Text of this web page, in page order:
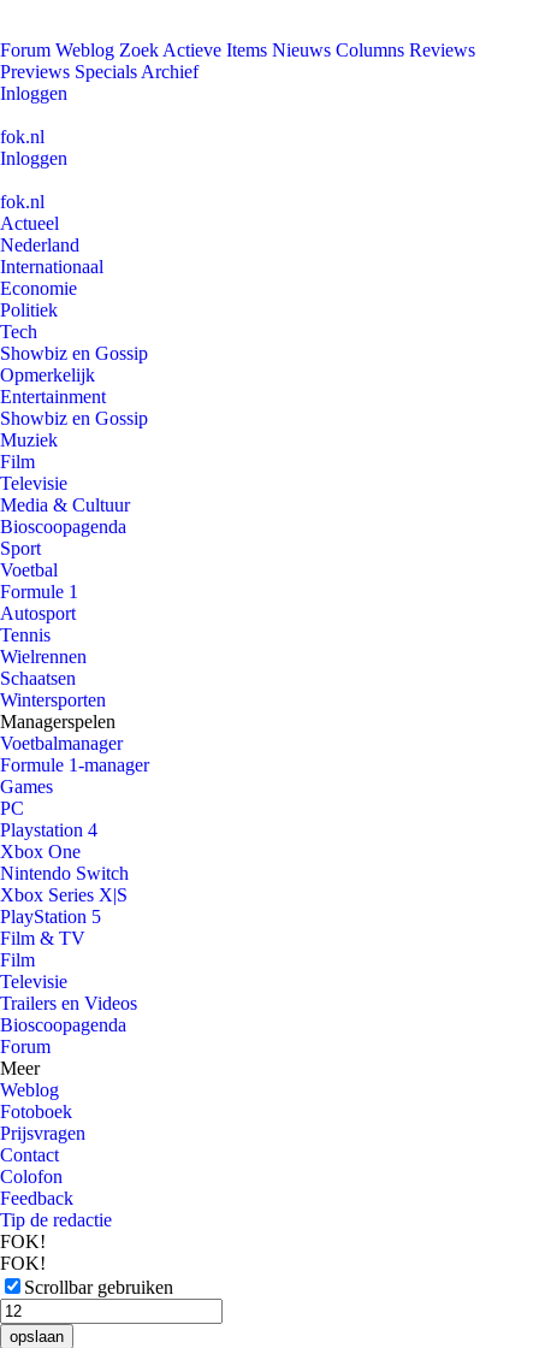
Forum Weblog Zoek Actieve Items Nieuws Columns Reviews
Previews Specials Archief
Inloggen
fok.nl
Inloggen
fok.nl
Actueel
Nederland
Internationaal
Economie
Politiek
Tech
Showbiz en Gossip
Opmerkelijk
Entertainment
Showbiz en Gossip
Muziek
Film
Televisie
Media & Cultuur
Bioscoopagenda
Sport
Voetbal
Formule 1
Autosport
Tennis
Wielrennen
Schaatsen
Wintersporten
Managerspelen
Voetbalmanager
Formule 1-manager
Games
PC
Playstation 4
Xbox One
Nintendo Switch
Xbox Series X|S
PlayStation 5
Film & TV
Film
Televisie
Trailers en Videos
Bioscoopagenda
Forum
Meer
Weblog
Fotoboek
Prijsvragen
Contact
Colofon
Feedback
Tip de redactie
FOK!
FOK!
Scrollbar gebruiken
opslaan